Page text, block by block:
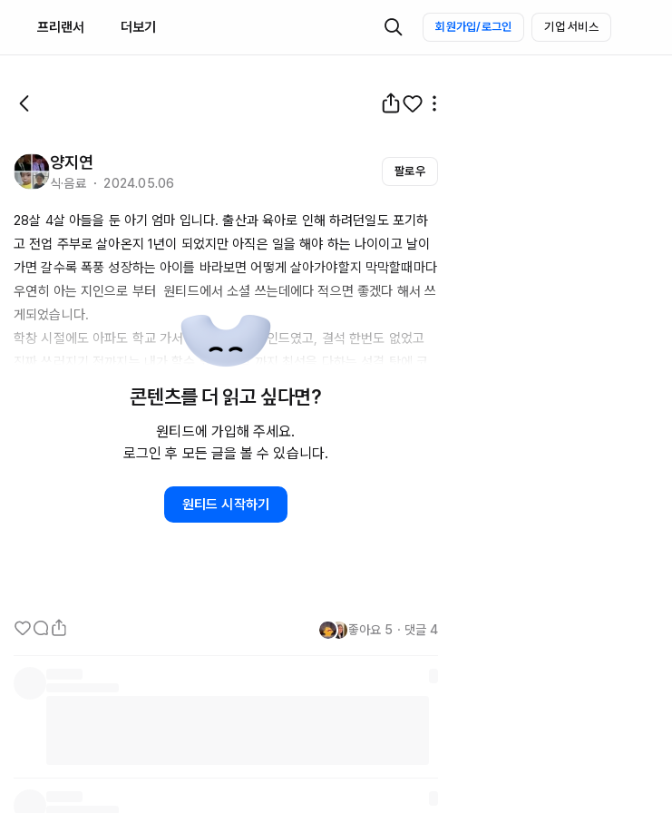
프리랜서 더보기 회원가입/로그인 기업 서비스
양지연
식·음료 ・ 2024.05.06
팔로우
28살 4살 아들을 둔 아기 엄마 입니다. 출산과 육아로 인해 하려던일도 포기하
고 전업 주부로 살아온지 1년이
되었지만 아직은 일을 해야 하는 나이이고 날이
가면 갈수록 폭풍 성장하는 아이를 바라보면 어떻게 살아가야할지 막막할때마다
우연히 아는 지인으로 부터  원티드에서 소셜 쓰는데에다 적으면 좋겠다 해서 쓰
게되었습니다.
학창 시절에도 아파도 학교 가서 아프자 하는 마인드였고, 결석 한번도 없었고
진짜 쓰러지기 전까지는 내가 할수 있는 영역 까지 최선을 다하는 성격 탓에 코
로나 시절때 음식점이 망하니깐 방법을 생각했던개 물류센터에서 돈 많이 벌고
내가 하고 싶은 요리를 하는게 제 목표 입니다. 그런 저를 관심있게 봐 주셨으면
좋겠습니다. 항상 여러분들의 응원 열심히 하겠습니다. 감사합니다.
콘텐츠를 더 읽고 싶다면?
원티드에 가입해 주세요.
로그인 후 모든 글을 볼 수 있습니다.
원티드 시작하기
좋아요 5 ・ 댓글 4